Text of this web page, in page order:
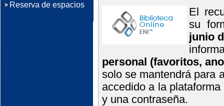
El
su
junio
personal (favoritos,
solo se mantendrá para
accedido a la
y una contraseña.
Reserva de espacios